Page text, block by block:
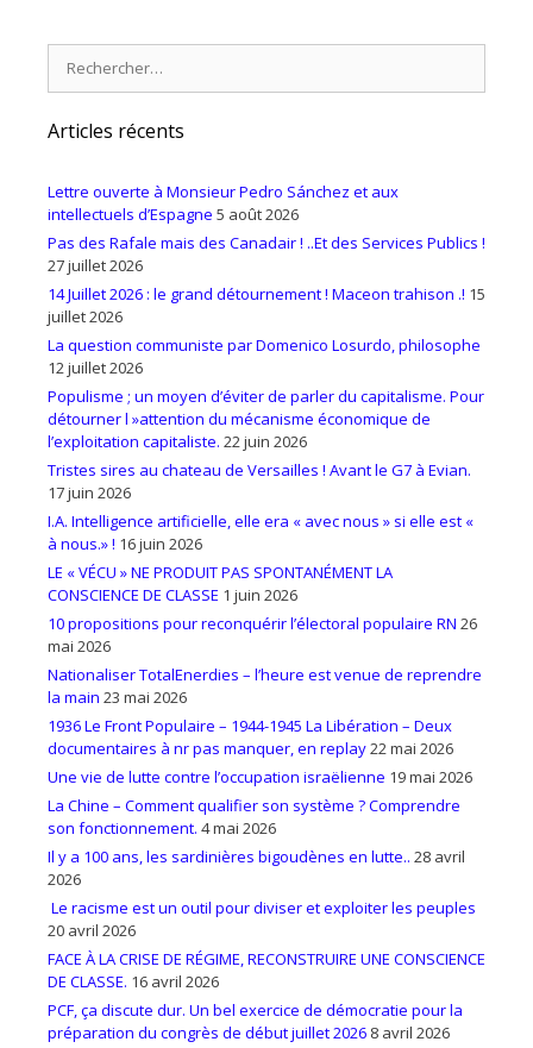
Articles récents
Lettre ouverte à Monsieur Pedro Sánchez et aux
intellectuels d’Espagne 5 août 2026
Pas des Rafale mais des Canadair ! ..Et des Services Publics !
27 juillet 2026
14 Juillet 2026 : le grand détournement ! Maceon trahison .! 15
juillet 2026
La question communiste par Domenico Losurdo, philosophe
12 juillet 2026
Populisme ; un moyen d’éviter de parler du capitalisme. Pour
détourner l »attention du mécanisme économique de
l’exploitation capitaliste. 22 juin 2026
Tristes sires au chateau de Versailles ! Avant le G7 à Evian.
17 juin 2026
I.A. Intelligence artificielle, elle era « avec nous » si elle est «
à nous.» ! 16 juin 2026
LE « VÉCU » NE PRODUIT PAS SPONTANÉMENT LA
CONSCIENCE DE CLASSE 1 juin 2026
10 propositions pour reconquérir l’électoral populaire RN 26
mai 2026
Nationaliser TotalEnerdies – l’heure est venue de reprendre
la main 23 mai 2026
1936 Le Front Populaire – 1944-1945 La Libération – Deux
documentaires à nr pas manquer, en replay22 mai 2026
Une vie de lutte contre l’occupation israëlienne 19 mai 2026
La Chine – Comment qualifier son système ? Comprendre
son fonctionnement. 4 mai 2026
Il y a 100 ans, les sardinières bigoudènes en lutte.. 28 avril
2026
Le racisme est un outil pour diviser et exploiter les peuples
20 avril 2026
FACE À LA CRISE DE RÉGIME, RECONSTRUIRE UNE CONSCIENCE
DE CLASSE. 16 avril 2026
PCF, ça discute dur. Un bel exercice de démocratie pour la
préparation du congrès de début juillet 2026 8 avril 2026